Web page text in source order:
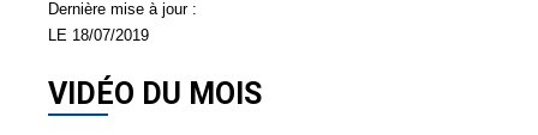
Dernière mise à jour :
LE 18/07/2019
VIDÉO DU MOIS